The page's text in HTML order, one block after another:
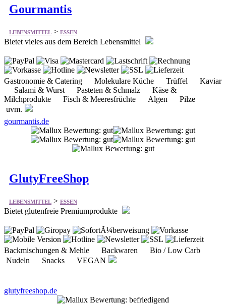
Gourmantis
LEBENSMITTEL > ESSEN
Bietet vieles aus dem Bereich Lebensmittel
Gastronomie & Catering Molekulare Küche Trüffel Kaviar
Salami & Wurst Pasteten & Schmalz Käse &
Milchprodukte Fisch & Meeresfrüchte Algen Pilze
uvm.
gourmantis.de
GlutyFreeShop
LEBENSMITTEL > ESSEN
Bietet glutenfreie Premiumprodukte
Backmischungen & Mehle Backwaren Bio / Low Carb
Nudeln Snacks VEGAN
glutyfreeshop.de